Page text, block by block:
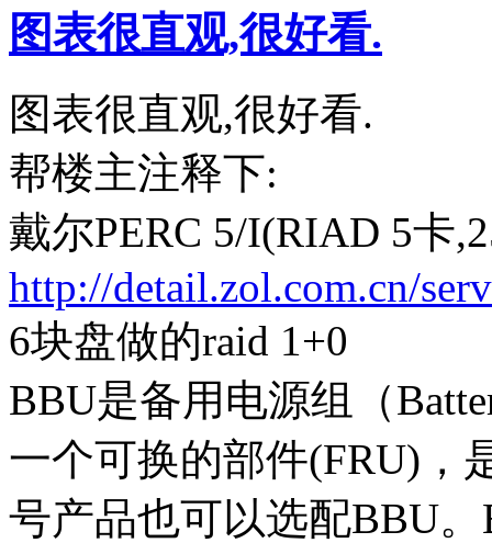
图表很直观,很好看.
图表很直观,很好看.
帮楼主注释下:
戴尔PERC 5/I(RIAD 5卡
http://detail.zol.com.cn/
6块盘做的raid 1+0
BBU是备用电源组（
一个可换的部件(FRU)，
号产品也可以选配BBU